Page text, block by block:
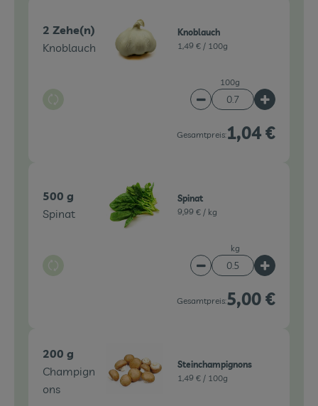
2 Zehe(n)
Knoblauch
Auswahl ändern
Knoblauch
1,49 € / 100g
100g
Artikelanzahl
Gesamtpreis:1,04 €
500 g
Spinat
Auswahl ändern
Spinat
9,99 € / kg
kg
Artikelanzahl
Gesamtpreis:5,00 €
200 g
Champign
ons
Steinchampignons
1,49 € / 100g